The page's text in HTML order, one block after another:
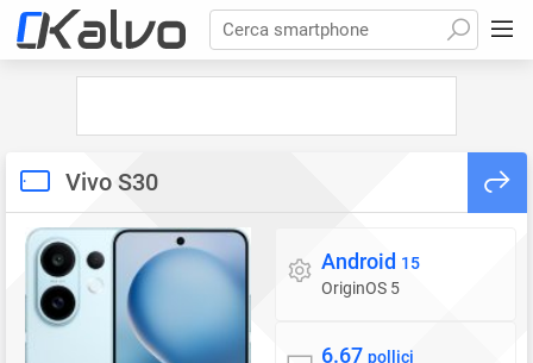
Cerca smartphone
Vivo S30
Sistema operativo
Android 15
OriginOS 5
Display
6.67 pollici